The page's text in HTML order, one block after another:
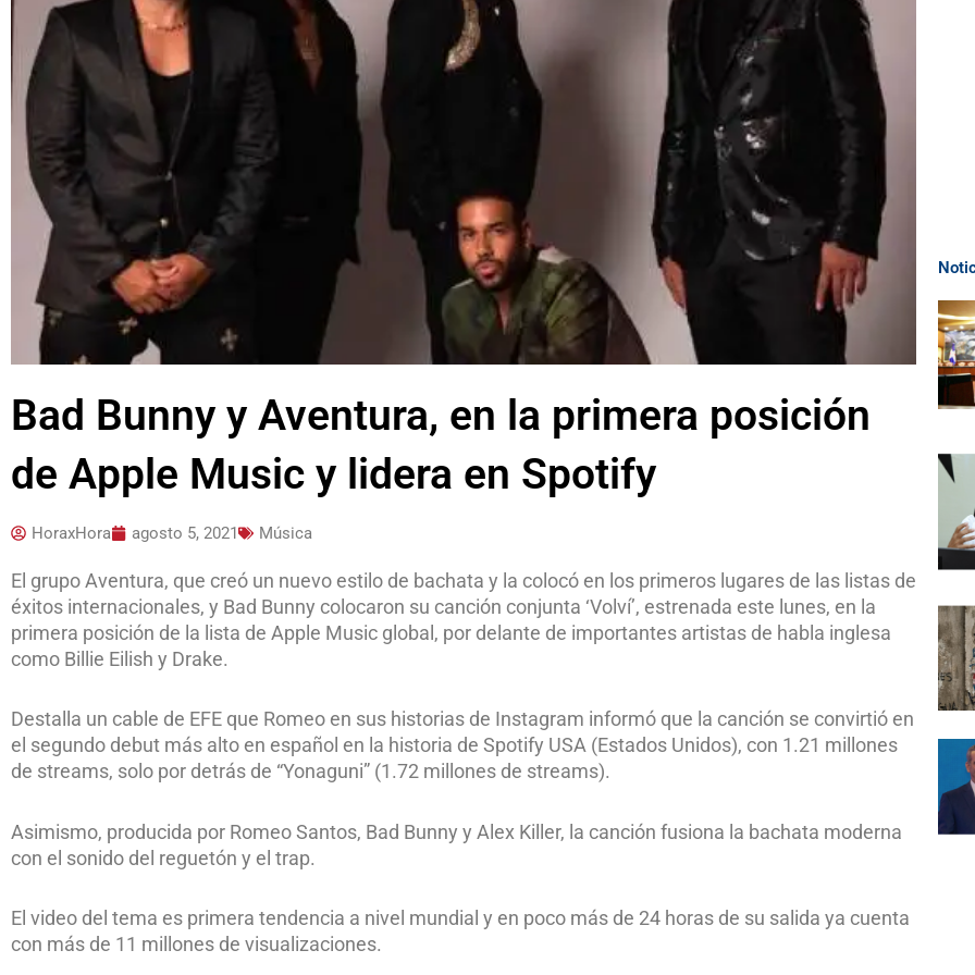
Bad Bunny y Aventura, en la primera posición
de Apple Music y lidera en Spotify
HoraxHora agosto 5, 2021 Música
El grupo Aventura, que creó un nuevo estilo de bachata y la colocó en los primeros lugares de las listas de
éxitos internacionales, y Bad Bunny colocaron su canción conjunta ‘Volví’, estrenada este lunes, en la
primera posición de la lista de Apple Music global, por delante de importantes artistas de habla inglesa
como Billie Eilish y Drake.
Destalla un cable de EFE que Romeo en sus historias de Instagram informó que la canción se convirtió en
el segundo debut más alto en español en la historia de Spotify USA (Estados Unidos), con 1.21 millones
de streams, solo por detrás de “Yonaguni” (1.72 millones de streams).
Asimismo, producida por Romeo Santos, Bad Bunny y Alex Killer, la canción fusiona la bachata moderna
con el sonido del reguetón y el trap.
El video del tema es primera tendencia a nivel mundial y en poco más de 24 horas de su salida ya cuenta
con más de 11 millones de visualizaciones.